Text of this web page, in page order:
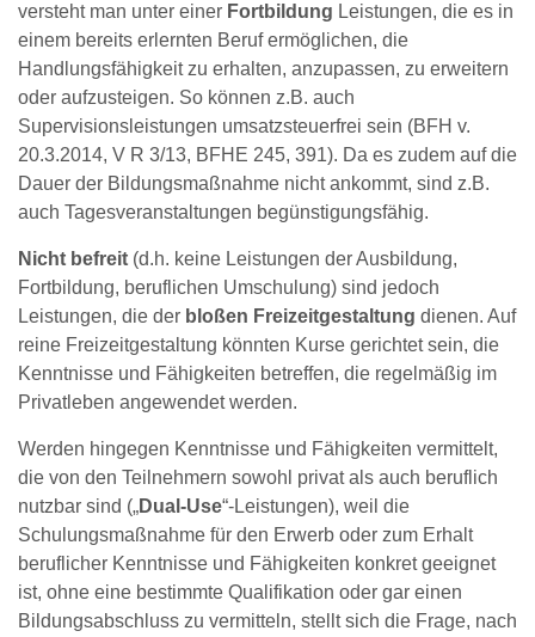
versteht man unter einer Fortbildung Leistungen, die es in
einem bereits erlernten Beruf ermöglichen, die
Handlungsfähigkeit zu erhalten, anzupassen, zu erweitern
oder aufzusteigen. So können z.B. auch
Supervisionsleistungen umsatzsteuerfrei sein (BFH v.
20.3.2014, V R 3/13, BFHE 245, 391). Da es zudem auf die
Dauer der Bildungsmaßnahme nicht ankommt, sind z.B.
auch Tagesveranstaltungen begünstigungsfähig.
Nicht befreit (d.h. keine Leistungen der Ausbildung,
Fortbildung, beruflichen Umschulung) sind jedoch
Leistungen, die der bloßen Freizeitgestaltung dienen. Auf
reine Freizeitgestaltung könnten Kurse gerichtet sein, die
Kenntnisse und Fähigkeiten betreffen, die regelmäßig im
Privatleben angewendet werden.
Werden hingegen Kenntnisse und Fähigkeiten vermittelt,
die von den Teilnehmern sowohl privat als auch beruflich
nutzbar sind („Dual-Use“-Leistungen), weil die
Schulungsmaßnahme für den Erwerb oder zum Erhalt
beruflicher Kenntnisse und Fähigkeiten konkret geeignet
ist, ohne eine bestimmte Qualifikation oder gar einen
Bildungsabschluss zu vermitteln, stellt sich die Frage, nach